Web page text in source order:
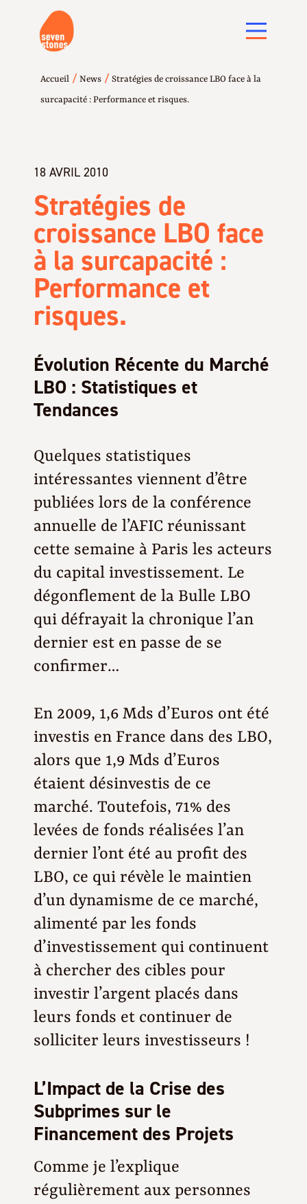
Accueil / News / Stratégies de croissance LBO face à la
surcapacité : Performance et risques.
18 AVRIL 2010
Stratégies de
croissance LBO face
à la surcapacité :
Performance et
risques.
Évolution Récente du Marché
LBO : Statistiques et
Tendances
Quelques statistiques
intéressantes viennent d’être
publiées lors de la conférence
annuelle de l’AFIC réunissant
cette semaine à Paris les acteurs
du capital investissement. Le
dégonflement de la Bulle LBO
qui défrayait la chronique l’an
dernier est en passe de se
confirmer…
En 2009, 1,6 Mds d’Euros ont été
investis en France dans des LBO,
alors que 1,9 Mds d’Euros
étaient désinvestis de ce
marché. Toutefois, 71% des
levées de fonds réalisées l’an
dernier l’ont été au profit des
LBO, ce qui révèle le maintien
d’un dynamisme de ce marché,
alimenté par les fonds
d’investissement qui continuent
à chercher des cibles pour
investir l’argent placés dans
leurs fonds et continuer de
solliciter leurs investisseurs !
L’Impact de la Crise des
Subprimes sur le
Financement des Projets
Comme je l’explique
régulièrement aux personnes